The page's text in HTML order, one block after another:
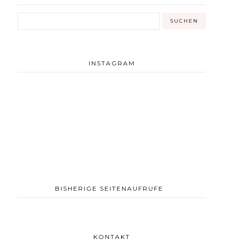
INSTAGRAM
BISHERIGE SEITENAUFRUFE
KONTAKT